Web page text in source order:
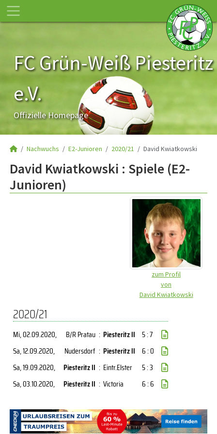
FC Grün-Weiß Piesteritz
e.V.
Offizielle Homepage
Nachwuchs E2-Junioren 2020/21 David Kwiatkowski
David Kwiatkowski : Spiele (E2-
Junioren)
zum Profil
von
David Kwiatkowski
2020/21
Mi, 02.09.2020, B/R Pratau : Piesteritz II 5 : 7
Sa, 12.09.2020, Nudersdorf : Piesteritz II 6 : 0
Sa, 19.09.2020, Piesteritz II : Eintr.Elster
5 : 3
Sa, 03.10.2020, Piesteritz II : Victoria 6 : 6